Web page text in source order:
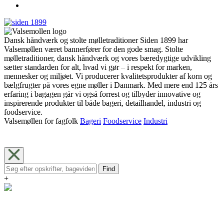
Dansk håndværk og stolte mølletraditioner Siden 1899 har
Valsemøllen været bannerfører for den gode smag. Stolte
mølletraditioner, dansk håndværk og vores bæredygtige udvikling
sætter standarden for alt, hvad vi gør – i respekt for marken,
mennesker og miljøet. Vi producerer kvalitetsprodukter af korn og
bælgfrugter på vores egne møller i Danmark. Med mere end 125 års
erfaring i bagagen går vi også forrest og tilbyder innovative og
inspirerende produkter til både bageri, detailhandel, industri og
foodservice.
Valsemøllen for fagfolk Bageri Foodservice Industri
Find
+